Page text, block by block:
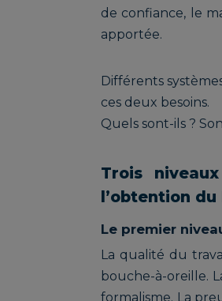
de confiance, le
apportée.
Différents
ces deux besoins.
Quels sont-ils ?
Trois
l’obtention du
Le premier
La qualité du
bouche-à-oreille.
formalisme. La